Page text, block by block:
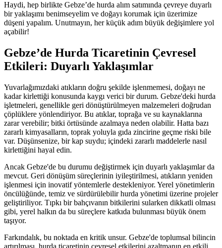
Haydi, hep birlikte Gebze’de hurda alım satımında çevreye duyarlı
bir yaklaşımı benimseyelim ve doğayı korumak için üzerimize
düşeni yapalım. Unutmayın, her küçük adım büyük değişimlere yol
açabilir!
Gebze’de Hurda Ticaretinin Çevresel
Etkileri: Duyarlı Yaklaşımlar
Yuvarlağımızdaki atıkların doğru şekilde işlenmemesi, doğayı ne
kadar kirlettiği konusunda kaygı verici bir durum. Gebze'deki hurda
işletmeleri, genellikle geri dönüştürülmeyen malzemeleri doğrudan
çöplüklere yönlendiriyor. Bu atıklar, toprağa ve su kaynaklarına
zarar verebilir; bitki örtüsünde azalmaya neden olabilir. Hatta bazı
zararlı kimyasalların, toprak yoluyla gıda zincirine geçme riski bile
var. Düşünsenize, bir kap suydu; içindeki zararlı maddelerle nasıl
kirlettiğini hayal edin.
Ancak Gebze'de bu durumu değiştirmek için duyarlı yaklaşımlar da
mevcut. Geri dönüşüm süreçlerinin iyileştirilmesi, atıkların yeniden
işlenmesi için inovatif yöntemlerle destekleniyor. Yerel yönetimlerin
öncülüğünde, temiz ve sürdürülebilir hurda yönetimi üzerine projeler
geliştiriliyor. Tıpkı bir bahçıvanın bitkilerini sularken dikkatli olması
gibi, yerel halkın da bu süreçlere katkıda bulunması büyük önem
taşıyor.
Farkındalık, bu noktada en kritik unsur. Gebze'de toplumsal bilincin
artırılması, hurda ticaretinin çevresel etkilerini azaltmanın en etkili